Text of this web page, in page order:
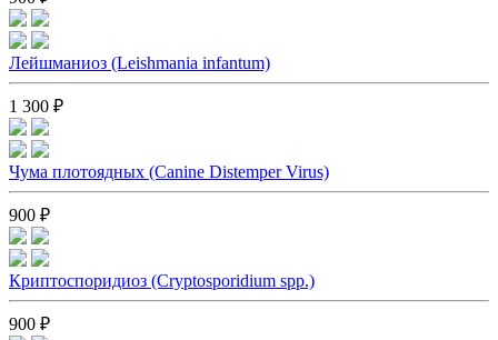
Лейшманиоз (Leishmania infantum)
1 300 ₽
Чума плотоядных (Canine Distemper Virus)
900 ₽
Криптоспоридиоз (Cryptosporidium spp.)
900 ₽